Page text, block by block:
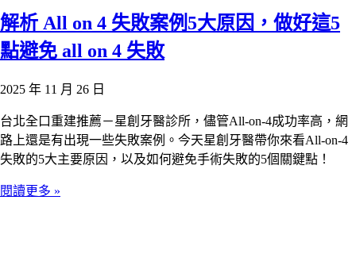
解析 All on 4 失敗案例5大原因，做好這5
點避免 all on 4 失敗
2025 年 11 月 26 日
台北全口重建推薦－星創牙醫診所，儘管All-on-4成功率高，網
路上還是有出現一些失敗案例。今天星創牙醫帶你來看All-on-4
失敗的5大主要原因，以及如何避免手術失敗的5個關鍵點！
閱讀更多 »